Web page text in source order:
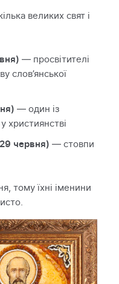
великих свят і
— просвітителі
слов’янської
— один із
християнстві
червня) — стовпи
тому їхні іменини